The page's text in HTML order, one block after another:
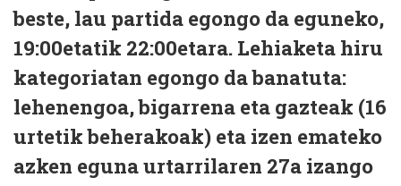
beste, lau partida egongo da eguneko,
19:00etatik 22:00etara. Lehiaketa hiru
kategoriatan egongo da banatuta:
lehenengoa, bigarrena eta gazteak (16
urtetik beherakoak) eta izen emateko
azken eguna urtarrilaren 27a izango